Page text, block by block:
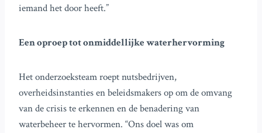
iemand het door heeft.”
Een oproep tot onmiddellijke waterhervorming
Het onderzoeksteam roept nutsbedrijven,
overheidsinstanties en beleidsmakers op om de omvang
van de crisis te erkennen en de benadering van
waterbeheer te hervormen. “Ons doel was om